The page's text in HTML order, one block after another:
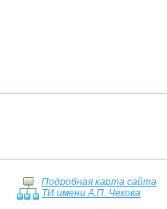
Подробная карта сайта
ТИ имени А.П. Чехова